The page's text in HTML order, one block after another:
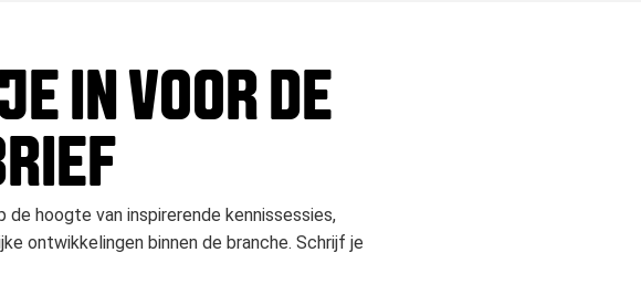
IN VOOR DE
hoogte van inspirerende kennissessies,
ontwikkelingen binnen de branche. Schrijf je